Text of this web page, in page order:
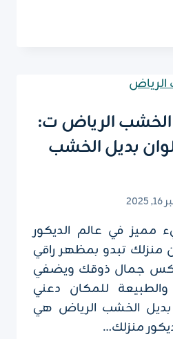
الخشب الرياض ت:
الوان بديل الخشب
في عالم الديكور
منزلك تبدو بمظهر راقي
جمال ذوقك ويضفي
للمكان دعني
بديل الخشب الرياض هي
منزلك…